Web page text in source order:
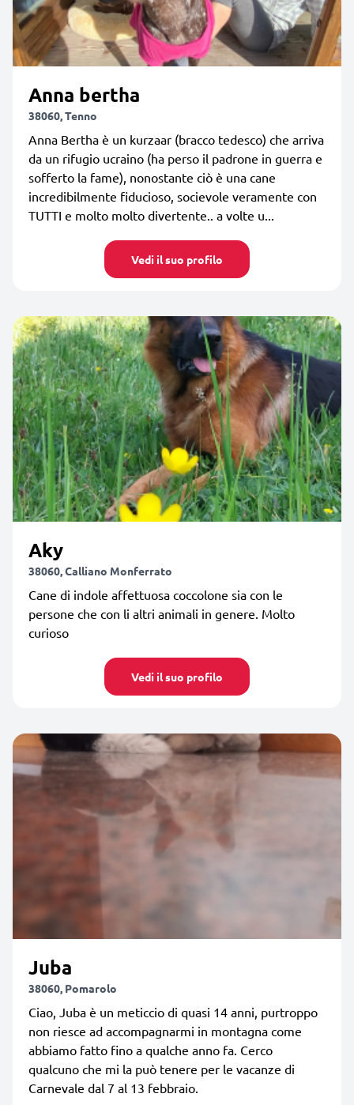
Anna bertha
38060, Tenno
Anna Bertha è un kurzaar (bracco tedesco) che arriva
da un rifugio ucraino (ha perso il padrone in guerra e
sofferto la fame), nonostante ciò è una cane
incredibilmente fiducioso, socievole veramente con
TUTTI e molto molto divertente.. a volte u...
Vedi il suo profilo
Aky
38060, Calliano Monferrato
Cane di indole affettuosa coccolone sia con le
persone che con li altri animali in genere. Molto
curioso
Vedi il suo profilo
Juba
38060, Pomarolo
Ciao, Juba è un meticcio di quasi 14 anni, purtroppo
non riesce ad accompagnarmi in montagna come
abbiamo fatto fino a qualche anno fa. Cerco
qualcuno che mi la può tenere per le vacanze di
Carnevale dal 7 al 13 febbraio.